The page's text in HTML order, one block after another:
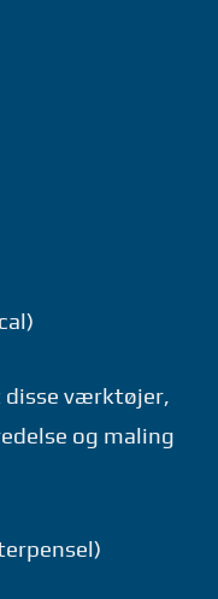
værktøjer,
og maling